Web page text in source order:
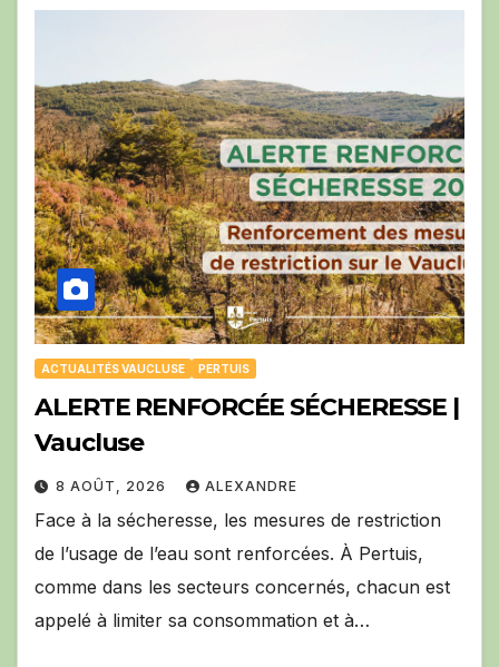
ACTUALITÉS VAUCLUSE PERTUIS
ALERTE RENFORCÉE SÉCHERESSE |
Vaucluse
8 AOÛT, 2026 ALEXANDRE
Face à la sécheresse, les mesures de restriction
de l’usage de l’eau sont renforcées. À Pertuis,
comme dans les secteurs concernés, chacun est
appelé à limiter sa consommation et à…